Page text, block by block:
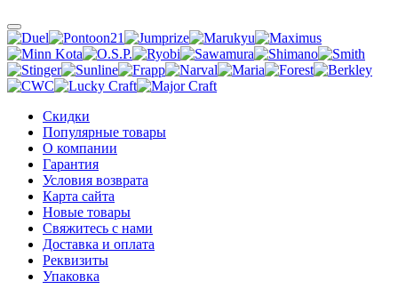
Скидки
Популярные товары
О компании
Гарантия
Условия возврата
Карта сайта
Новые товары
Свяжитесь с нами
Доставка и оплата
Реквизиты
Упаковка